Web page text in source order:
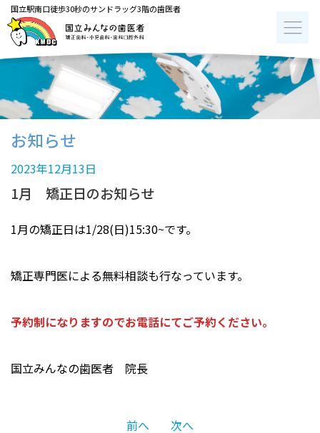
国立駅南口徒歩30秒のサンドラッグ3階の歯医者
お知らせ
2023年12月13日
1月 矯正日のお知らせ
1月の矯正日は1/28(日)15:30~です。
矯正専門医による無料相談も行なっています。
予約制になりますのでお電話にてご予約ください。
国立みんなの歯医者 院長
投
前へ 次へ